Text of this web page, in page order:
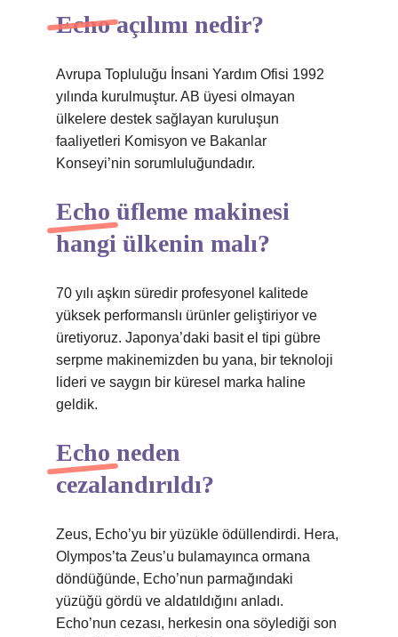
Echo açılımı nedir?
Avrupa Topluluğu İnsani Yardım Ofisi 1992
yılında kurulmuştur. AB üyesi olmayan
ülkelere destek sağlayan kuruluşun
faaliyetleri Komisyon ve Bakanlar
Konseyi’nin sorumluluğundadır.
Echo üfleme makinesi
hangi ülkenin malı?
70 yılı aşkın süredir profesyonel kalitede
yüksek performanslı ürünler geliştiriyor ve
üretiyoruz. Japonya’daki basit el tipi gübre
serpme makinemizden bu yana, bir teknoloji
lideri ve saygın bir küresel marka haline
geldik.
Echo neden
cezalandırıldı?
Zeus, Echo’yu bir yüzükle ödüllendirdi. Hera,
Olympos’ta Zeus’u bulamayınca ormana
döndüğünde, Echo’nun parmağındaki
yüzüğü gördü ve aldatıldığını anladı.
Echo’nun cezası, herkesin ona söylediği son